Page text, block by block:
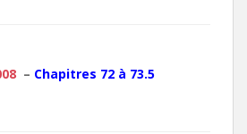
– Chapitres 72 à 73.5